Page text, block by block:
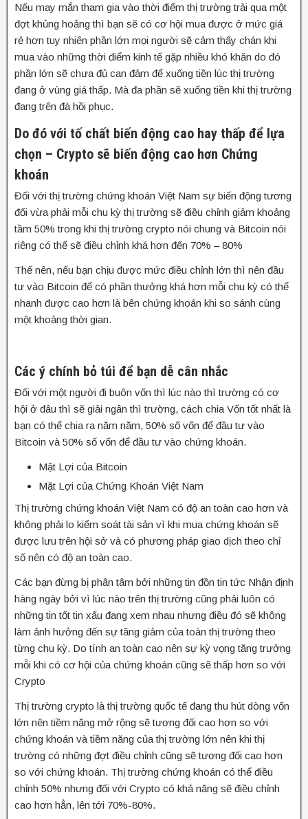
Nếu may mắn tham gia vào thời điểm thị trường trải qua một
đợt khủng hoảng thì bạn sẽ có cơ hội mua được ở mức giá
rẻ hơn tuy nhiên phần lớn mọi người sẽ cảm thấy chán khi
mua vào những thời điểm kinh tế gặp nhiều khó khăn do đó
phần lớn sẽ chưa đủ can đảm để xuống tiền lúc thị trường
đang ở vùng giá thấp. Mà đa phần sẽ xuống tiền khi thị trường
đang trên đà hồi phục.
Do đó với tố chất biến động cao hay thấp để lựa
chọn – Crypto sẽ biến động cao hơn Chứng
khoán
Đối với thị trường chứng khoán Việt Nam sự biến động tương
đối vừa phải mỗi chu kỳ thị trường sẽ điều chỉnh giảm khoảng
tầm 50% trong khi thị trường crypto nói chung và Bitcoin nói
riêng có thể sẽ điều chỉnh khá hơn đến 70% – 80%
Thế nên, nếu bạn chịu được mức điều chỉnh lớn thì nên đầu
tư vào Bitcoin để có phần thưởng khá hơn mỗi chu kỳ có thể
nhanh được cao hơn là bên chứng khoán khi so sánh cùng
một khoảng thời gian.
Các ý chính bỏ túi để bạn dễ cân nhắc
Đối với một người đi buôn vốn thì lúc nào thì trường có cơ
hội ở đâu thì sẽ giải ngân thì trường, cách chia Vốn tốt nhất là
bạn có thể chia ra năm năm, 50% số vốn để đầu tư vào
Bitcoin và 50% số vốn để đầu tư vào chứng khoán.
Mặt Lợi của Bitcoin
Mặt Lợi của Chứng Khoán Việt Nam
Thị trường chứng khoán Việt Nam có độ an toàn cao hơn và
không phải lo kiểm soát tài sản vì khi mua chứng khoán sẽ
được lưu trên hội sở và có phương pháp giao dịch theo chỉ
số nên có độ an toàn cao.
Các bạn đừng bị phân tâm bởi những tin đồn tin tức Nhận định
hàng ngày bởi vì lúc nào trên thị trường cũng phải luôn có
những tin tốt tin xấu đang xem nhau nhưng điều đó sẽ không
làm ảnh hưởng đến sự tăng giảm của toàn thị trường theo
từng chu kỳ. Do tính an toàn cao nên sự kỳ vọng tăng trưởng
mỗi khi có cơ hội của chứng khoán cũng sẽ thấp hơn so với
Crypto
Thị trường crypto là thị trường quốc tế đang thu hút dòng vốn
lớn nên tiềm năng mở rộng sẽ tương đối cao hơn so với
chứng khoán và tiềm năng của thị trường lớn nên khi thị
trường có những đợt điều chỉnh cũng sẽ tương đối cao hơn
so với chứng khoán. Thị trường chứng khoán có thể điều
chỉnh 50% nhưng đối với Crypto có khả năng sẽ điều chỉnh
cao hơn hẳn, lên tới 70%-80%.